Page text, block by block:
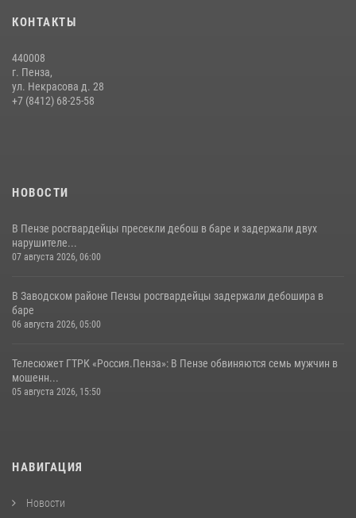
сборов «Гвардеец» с вооружением и техникой Росгвардии
Начальник Управления Росгвардии по Пензенской области Павел
Пучков посетил 55-й Всероссийский Лермонтовский праздник
КОНТАКТЫ
440008
г. Пенза,
ул. Некрасова д. 28
+7 (8412) 68-25-58
НОВОСТИ
В Пензе росгвардейцы пресекли дебош в баре и задержали двух
нарушителе...
07 августа 2026, 06:00
В Заводском районе Пензы росгвардейцы задержали дебошира в
баре
06 августа 2026, 05:00
Телесюжет ГТРК «Россия.Пенза»: В Пензе обвиняются семь мужчин в
мошенн...
05 августа 2026, 15:50
НАВИГАЦИЯ
Новости